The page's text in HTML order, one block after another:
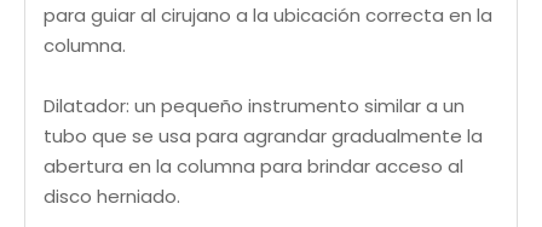
para guiar al cirujano a la ubicación correcta en la
columna.
Dilatador: un pequeño instrumento similar a un
tubo que se usa para agrandar gradualmente la
abertura en la columna para brindar acceso al
disco herniado.